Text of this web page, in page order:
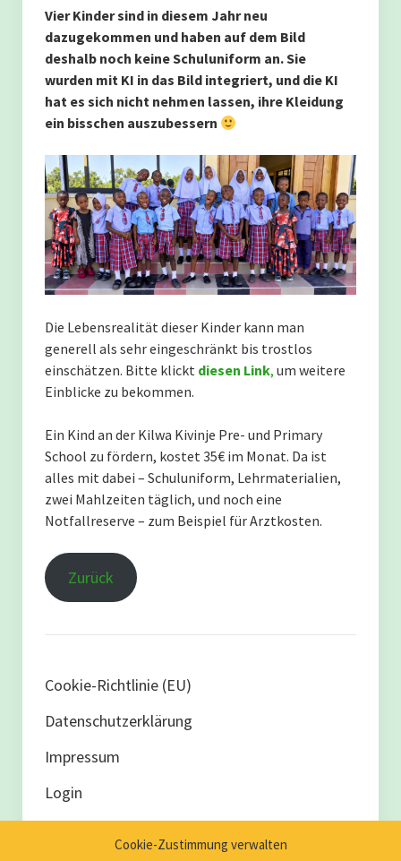
Cookie-Zustimmung verwalten
Care of Creation – Die Schöpfung bewahren.
Die Flutkatastrophe von Mohoro
Bau einer Aula der Mkwaju Grundschule in Mbesa /
Zisternen in Mtwara
Kontakt
Charity – die Herausforderung
Noch ein Wasserprojekt in Lukumbo:
Vier Kinder sind in diesem Jahr neu
dazugekommen und haben auf dem Bild
deshalb noch keine Schuluniform an. Sie
wurden mit KI in das Bild integriert, und die KI
hat es sich nicht nehmen lassen, ihre Kleidung
ein bisschen auszubessern
Die Lebensrealität dieser Kinder kann man
generell als sehr eingeschränkt bis trostlos
einschätzen. Bitte klickt diesen Link, um weitere
Einblicke zu bekommen.
Ein Kind an der Kilwa Kivinje Pre- und Primary
School zu fördern, kostet 35€ im Monat. Da ist
alles mit dabei – Schuluniform, Lehrmaterialien,
zwei Mahlzeiten täglich, und noch eine
Notfallreserve – zum Beispiel für Arztkosten.
Zurück
Cookie-Richtlinie (EU)
Datenschutzerklärung
Impressum
Login